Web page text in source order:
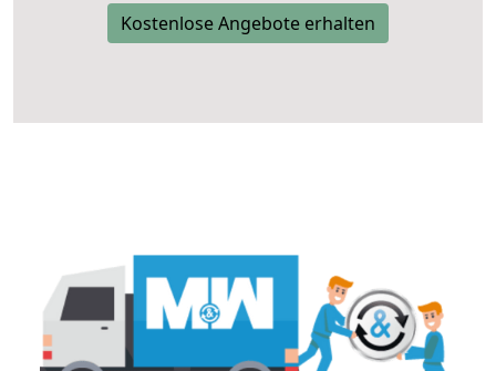
Kostenlose Angebote erhalten